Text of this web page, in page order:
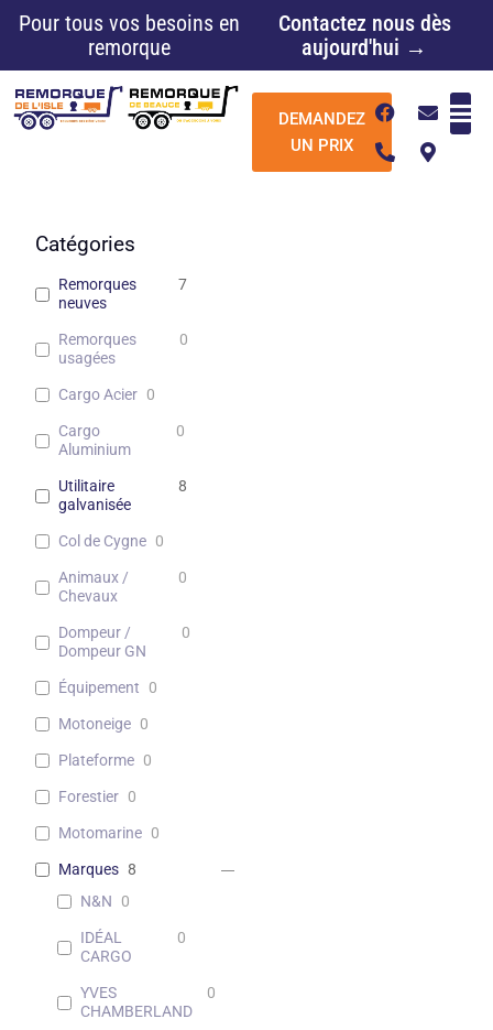
Pour tous vos besoins en
remorque
Contactez nous dès
aujourd'hui →
DEMANDEZ
UN PRIX
F
a
e
E
n
v
e
P
h
n
M
a
p
-
Catégories
Remorques
neuves
7
Remorques
usagées
0
Cargo Acier 0
Cargo
Aluminium
0
Utilitaire
galvanisée
8
Col de Cygne 0
Animaux /
Chevaux
0
Dompeur /
Dompeur GN
0
Équipement 0
Motoneige 0
Plateforme 0
Forestier 0
Motomarine 0
Marques 8
N&N
0
IDÉAL
CARGO
0
YVES
CHAMBERLAND
0